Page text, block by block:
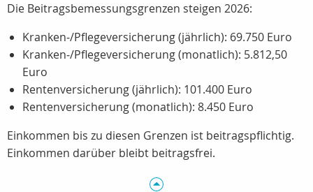
Die Beitragsbemessungsgrenzen steigen 2026:
Kranken‑/Pflegeversicherung (jährlich): 69.750 Euro
Kranken‑/Pflegeversicherung (monatlich): 5.812,50
Euro
Rentenversicherung (jährlich): 101.400 Euro
Rentenversicherung (monatlich): 8.450 Euro
Einkommen bis zu diesen Grenzen ist beitragspflichtig.
Einkommen darüber bleibt beitragsfrei.